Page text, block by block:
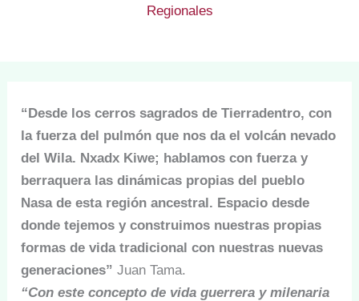
Regionales
“Desde los cerros sagrados de Tierradentro, con
la fuerza del pulmón que nos da el volcán nevado
del Wila. Nxadx Kiwe; hablamos con fuerza y
berraquera las dinámicas propias del pueblo
Nasa de esta región ancestral. Espacio desde
donde tejemos y construimos nuestras propias
formas de vida tradicional con nuestras nuevas
generaciones”Juan Tama.
“Con este concepto de vida guerrera y milenaria